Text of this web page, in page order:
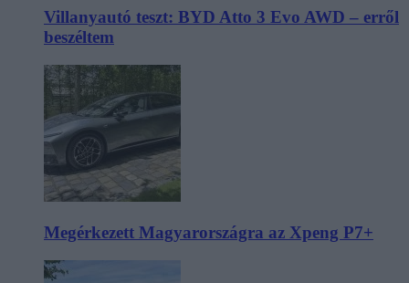
Villanyautó teszt: BYD Atto 3 Evo AWD – erről
beszéltem
Megérkezett Magyarországra az Xpeng P7+